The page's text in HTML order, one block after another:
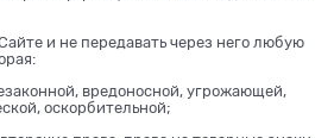
и не передавать через него любую
вредоносной, угрожающей,
оскорбительной;